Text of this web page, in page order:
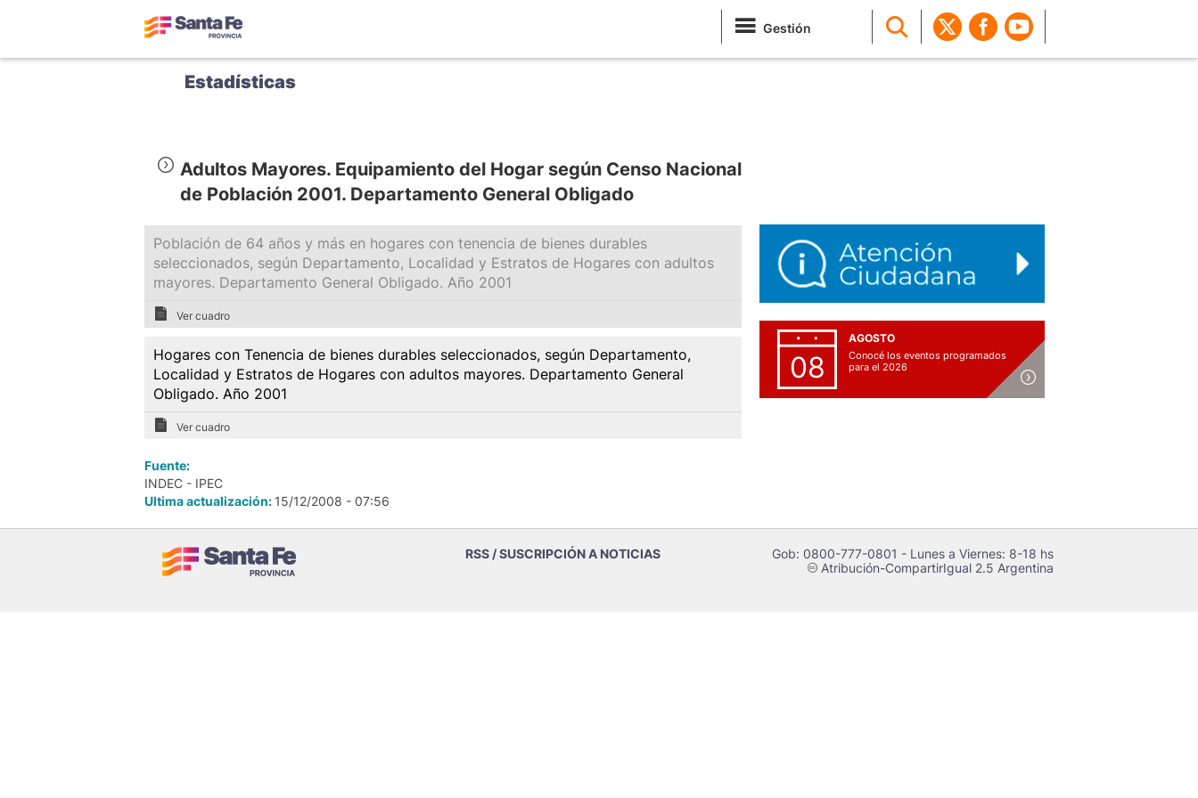
Gestión
Estadísticas
Adultos Mayores. Equipamiento del Hogar según Censo Nacional
de Población 2001. Departamento General Obligado
Población de 64 años y más en hogares con tenencia de bienes durables
seleccionados, según Departamento, Localidad y Estratos de Hogares con adultos
mayores. Departamento General Obligado. Año 2001
Ver cuadro
Hogares con Tenencia de bienes durables seleccionados, según Departamento,
Localidad y Estratos de Hogares con adultos mayores. Departamento General
Obligado. Año 2001
Ver cuadro
Fuente:
INDEC - IPEC
Ultima actualización: 15/12/2008 - 07:56
08
AGOSTO
Conocé los eventos programados
para el 2026
RSS / SUSCRIPCIÓN A NOTICIAS Gob: 0800-777-0801 - Lunes a Viernes: 8-18 hs
cAtribución-CompartirIgual 2.5 Argentina